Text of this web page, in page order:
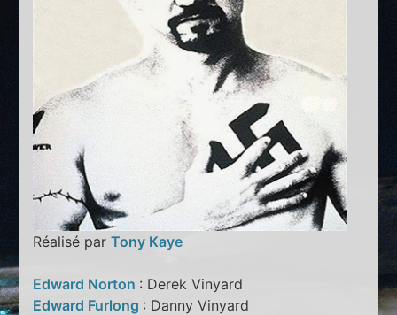
Réalisé parTony Kaye
Edward Norton : Derek Vinyard
Edward Furlong : Danny Vinyard